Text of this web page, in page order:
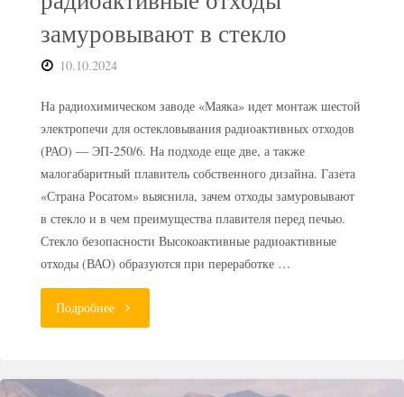
замуровывают в стекло
10.10.2024
На радиохимическом заводе «Маяка» идет монтаж шестой
электропечи для остекловывания радиоактивных отходов
(РАО) — ЭП-250/6. На подходе еще две, а также
малогабаритный плавитель собственного дизайна. Газета
«Страна Росатом» выяснила, зачем отходы замуровывают
в стекло и в чем преимущества плавителя перед печью.
Стекло безопасности Высокоактивные радиоактивные
отходы (ВАО) образуются при переработке …
Подробнее"Плавили,
зачем